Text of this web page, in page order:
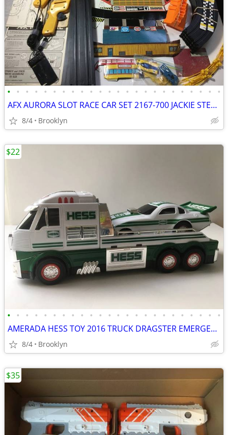
• • • • • • • • • • • • • • • • • • • • • • • •
AFX AURORA SLOT RACE CAR SET 2167-700 JACKIE STEWART WINNERS CIRCLE HO
8/4 Brooklyn
• • • • • • • • • • • • • • • • • • • • • • • •
AMERADA HESS TOY 2016 TRUCK DRAGSTER EMERGENCY FLASHERS RCE CAR SOUND
8/4 Brooklyn
$22
$35